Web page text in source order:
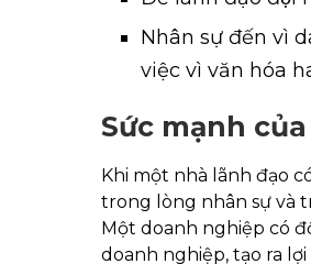
Nhân sự đến vì
việc vì văn hóa
Sức mạnh
Khi một nhà lãnh đạo
trong lòng nhân sự và
Một doanh nghiệp có
doanh nghiệp, tạo ra